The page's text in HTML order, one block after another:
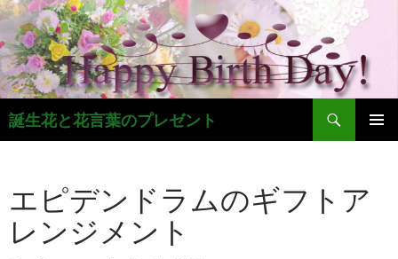
コ
ン
テ
ン
ツ
へ
ス
誕生花と花言葉のプレゼント
検
索
エピデンドラムのギフトア
レンジメント